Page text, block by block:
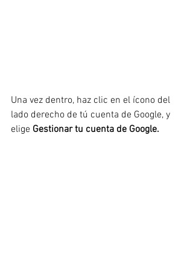
Una vez dentro, haz clic en el ícono del
lado derecho de tú cuenta de Google, y
elige Gestionar tu cuenta de Google.